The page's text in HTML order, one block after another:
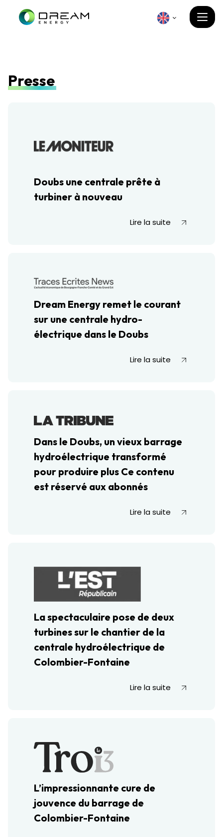
Presse
Doubs une centrale prête à
turbiner à nouveau
Lire la suite
Dream Energy remet le courant
sur une centrale hydro-
électrique dans le Doubs
Lire la suite
Dans le Doubs, un vieux barrage
hydroélectrique transformé
pour produire plus Ce contenu
est réservé aux abonnés
Lire la suite
La spectaculaire pose de deux
turbines sur le chantier de la
centrale hydroélectrique de
Colombier-Fontaine
Lire la suite
L’impressionnante cure de
jouvence du barrage de
Colombier-Fontaine